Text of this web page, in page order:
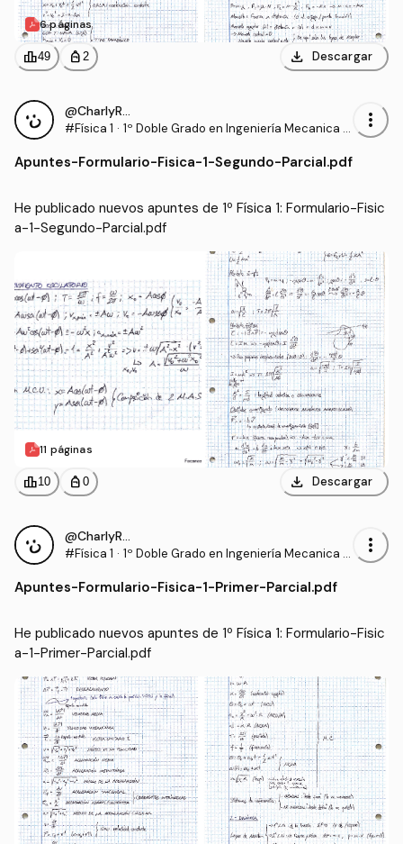
6 páginas
leaderboard49 personal_bag 2 download Descargar
@CharlyRRT
#Física 1 · 1º Doble Grado en Ingeniería Mecanica y
ucto (UMA)
more_vert
Apuntes-Formulario-Fisica-1-Segundo-Parcial.pdf
He publicado nuevos apuntes de 1º Física 1: Formulario-Fisic
a-1-Segundo-Parcial.pdf
11 páginas
leaderboard10 personal_bag 0 download Descargar
@CharlyRRT
#Física 1 · 1º Doble Grado en Ingeniería Mecanica y
ucto (UMA)
more_vert
Apuntes-Formulario-Fisica-1-Primer-Parcial.pdf
He publicado nuevos apuntes de 1º Física 1: Formulario-Fisic
a-1-Primer-Parcial.pdf